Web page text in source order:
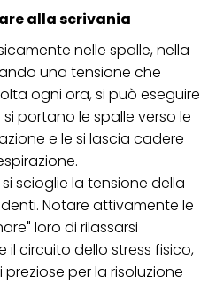
alla scrivania
nelle spalle, nella
una tensione che
ogni ora, si può eseguire
portano le spalle verso le
e le si lascia cadere
scioglie la tensione della
Notare attivamente le
loro di rilassarsi
circuito dello stress fisico,
per la risoluzione